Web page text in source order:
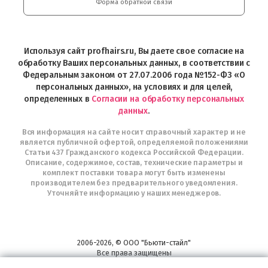
Интернет-
Telegram
Форма обратной связи
Используя сайт profhairs.ru, Вы даете свое согласие на
обработку Ваших персональных данных, в соответствии с
Федеральным законом от 27.07.2006 года №152-ФЗ «О
персональных данных», на условиях и для целей,
определенных в Согласии на обработку персональных
данных.
Вся информация на сайте носит справочный характер и не
является публичной офертой, определяемой положениями
Статьи 437 Гражданского кодекса Российской Федерации.
Описание, содержимое, состав, технические параметры и
комплект поставки товара могут быть изменены
производителем без предварительного уведомления.
Уточняйте информацию у наших менеджеров.
2006-2026, © ООО "Бьюти-стайл"
Все права защищены